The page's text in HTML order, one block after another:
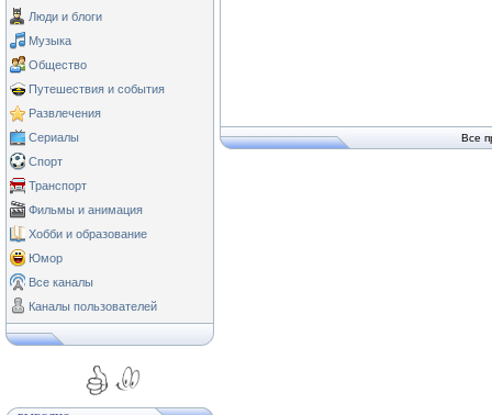
Люди и блоги
Музыка
Общество
Путешествия и события
Развлечения
Сериалы
Спорт
Транспорт
Фильмы и анимация
Хобби и образование
Юмор
Все каналы
Каналы пользователей
Все